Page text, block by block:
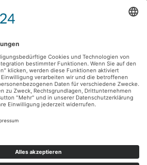
Facebook Instagram